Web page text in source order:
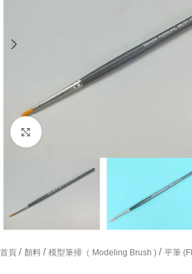
Click to enlarge
首頁 / 顏料 / 模型筆掃（ Modeling Brush ) / 平筆